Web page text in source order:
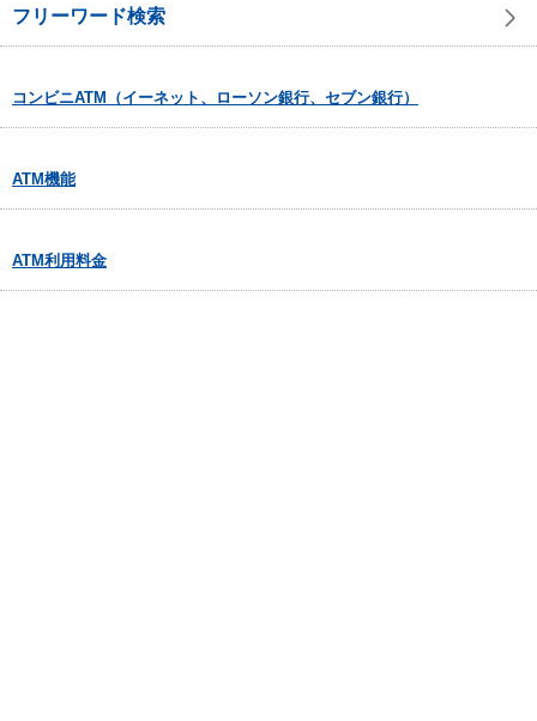
フリーワード検索
コンビニATM（イーネット、ローソン銀行、セブン銀行）
ATM機能
ATM利用料金